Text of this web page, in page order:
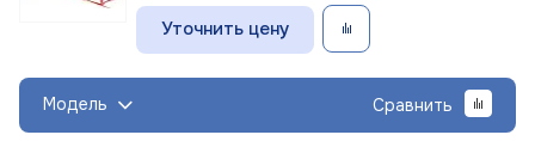
Уточнить цену
Модель Сравнить